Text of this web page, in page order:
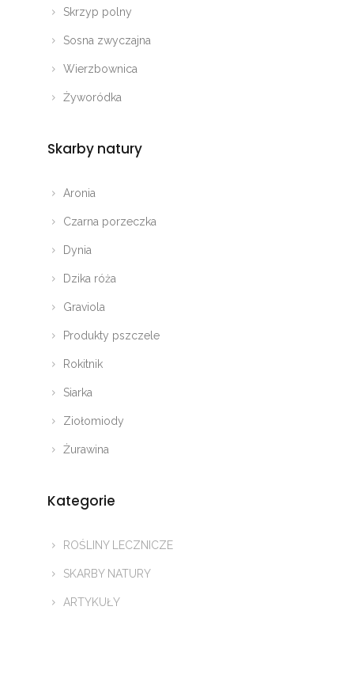
Skrzyp polny
Sosna zwyczajna
Wierzbownica
Żyworódka
Skarby natury
Aronia
Czarna porzeczka
Dynia
Dzika róża
Graviola
Produkty pszczele
Rokitnik
Siarka
Ziołomiody
Żurawina
Kategorie
ROŚLINY LECZNICZE
SKARBY NATURY
ARTYKUŁY